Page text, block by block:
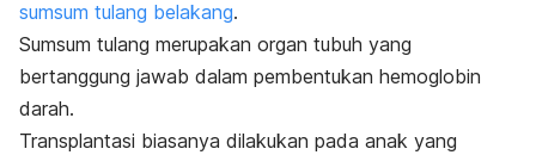
sumsum tulang belakang.
Sumsum tulang merupakan organ tubuh yang
bertanggung jawab dalam pembentukan hemoglobin
darah.
Transplantasi biasanya dilakukan pada anak yang